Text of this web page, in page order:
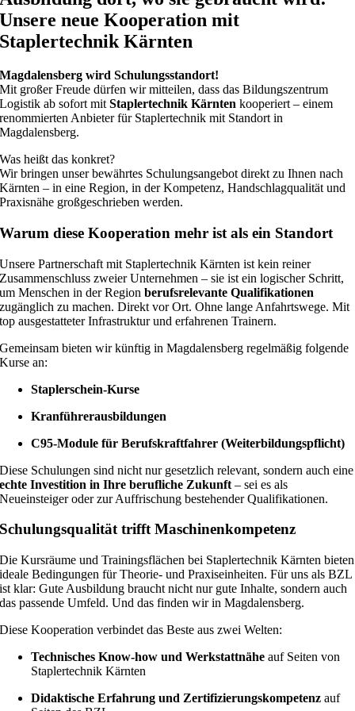
Unsere neue Kooperation mit
Staplertechnik Kärnten
Magdalensberg wird Schulungsstandort!
Mit großer Freude dürfen wir mitteilen, dass das Bildungszentrum
Logistik ab sofort mitStaplertechnik Kärnten kooperiert – einem
renommierten Anbieter für Staplertechnik mit Standort in
Magdalensberg.
Was heißt das konkret?
Wir bringen unser bewährtes Schulungsangebot direkt zu Ihnen nach
Kärnten – in eine Region, in der Kompetenz, Handschlagqualität und
Praxisnähe großgeschrieben werden.
Warum diese Kooperation mehr ist als ein Standort
Unsere Partnerschaft mit Staplertechnik Kärnten ist kein reiner
Zusammenschluss zweier Unternehmen – sie ist ein logischer Schritt,
um Menschen in der Regionberufsrelevante Qualifikationen
zugänglich zu machen. Direkt vor Ort. Ohne lange Anfahrtswege. Mit
top ausgestatteter Infrastruktur und erfahrenen Trainern.
Gemeinsam bieten wir künftig in Magdalensberg regelmäßig folgende
Kurse an:
Staplerschein-Kurse
Kranführerausbildungen
C95-Module für Berufskraftfahrer (Weiterbildungspflicht)
Diese Schulungen sind nicht nur gesetzlich relevant, sondern auch eine
echte Investition in Ihre berufliche Zukunft – sei es als
Neueinsteiger oder zur Auffrischung bestehender Qualifikationen.
Schulungsqualität trifft Maschinenkompetenz
Die Kursräume und Trainingsflächen bei Staplertechnik Kärnten bieten
ideale Bedingungen für Theorie- und Praxiseinheiten. Für uns als BZL
ist klar: Gute Ausbildung braucht nicht nur gute Inhalte, sondern auch
das passende Umfeld. Und das finden wir in Magdalensberg.
Diese Kooperation verbindet das Beste aus zwei Welten:
Technisches Know-how und Werkstattnähe auf Seiten von
Staplertechnik Kärnten
Didaktische Erfahrung und Zertifizierungskompetenz auf